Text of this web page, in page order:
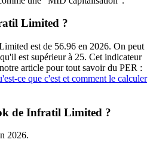
Limited ?
est de 56.96 en 2026. On peut
est supérieur à 25. Cet indicateur
article pour tout savoir du PER :
ce que c'est et comment le calculer
de Infratil Limited ?
2026.